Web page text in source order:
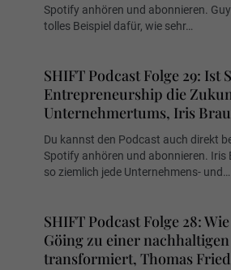
Spotify anhören und abonnieren.
tolles Beispiel dafür, wie sehr…
SHIFT Podcast Folge 29: Ist
Entrepreneurship die
Unternehmertums, Iris
Du kannst den Podcast auch direkt
Spotify anhören und abonnieren. Iris
so ziemlich jede Unternehmens- und…
SHIFT Podcast Folge 28:
Göing zu einer
transformiert, Thomas